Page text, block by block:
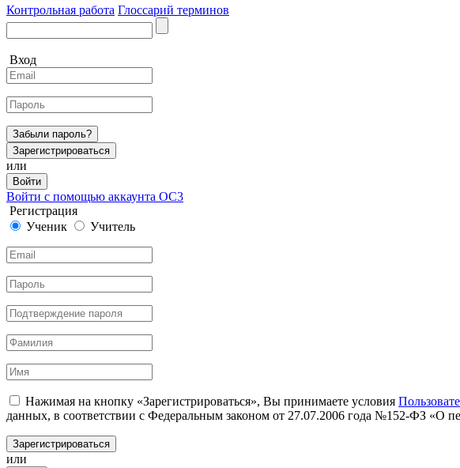
Контрольная работа Глоссарий терминов
Вход
Забыли пароль?
Зарегистрироваться
или
Войти
Войти с помощью аккаунта ОС3
Регистрация
Ученик
Учитель
Нажимая на кнопку «Зарегистрироваться», Вы принимаете условия
данных, в соответствии с Федеральным законом от 27.07.2006 года №152-ФЗ «О
Зарегистрироваться
или